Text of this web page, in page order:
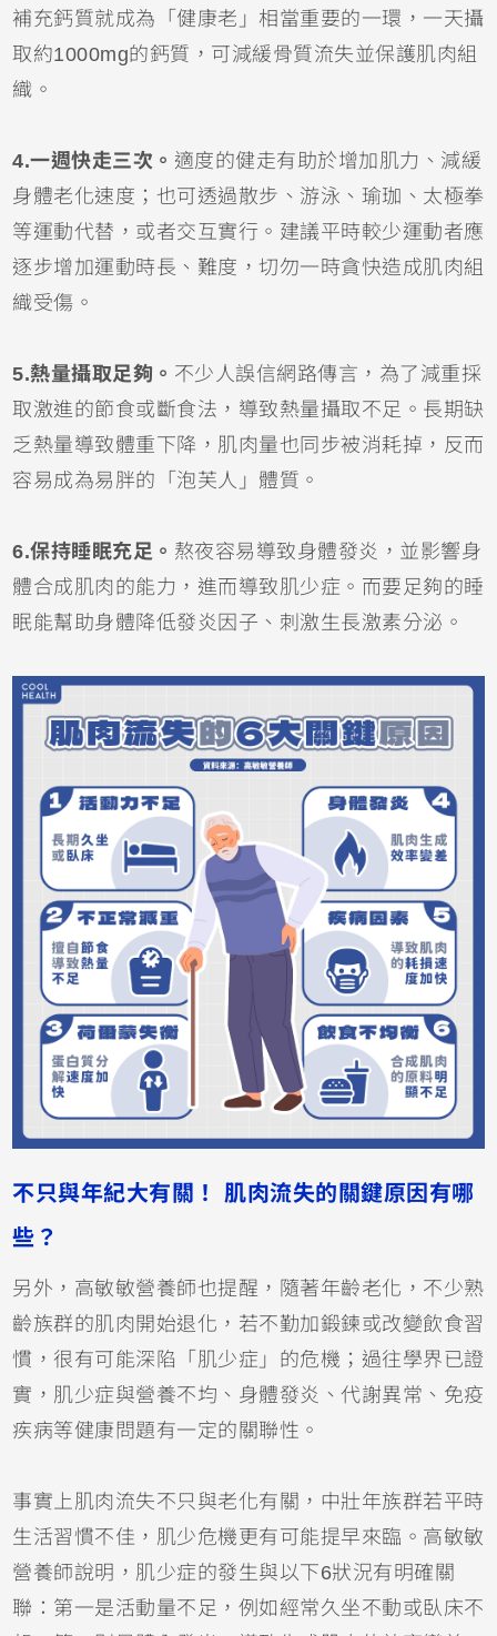
補充鈣質就成為「健康老」相當重要的一環，一天攝
取約1000mg的鈣質，可減緩骨質流失並保護肌肉組
織。
4.一週快走三次。 適度的健走有助於增加肌力、減緩
身體老化速度；也可透過散步、游泳、瑜珈、太極拳
等運動代替，或者交互實行。建議平時較少運動者應
逐步增加運動時長、難度，切勿一時貪快造成肌肉組
織受傷。
5.熱量攝取足夠。 不少人誤信網路傳言，為了減重採
取激進的節食或斷食法，導致熱量攝取不足。長期缺
乏熱量導致體重下降，肌肉量也同步被消耗掉，反而
容易成為易胖的「泡芙人」體質。
6.保持睡眠充足。 熬夜容易導致身體發炎，並影響身
體合成肌肉的能力，進而導致肌少症。而要足夠的睡
眠能幫助身體降低發炎因子、刺激生長激素分泌。
不只與年紀大有關！ 肌肉流失的關鍵原因有哪
些？
另外，高敏敏營養師也提醒，隨著年齡老化，不少熟
齡族群的肌肉開始退化，若不勤加鍛鍊或改變飲食習
慣，很有可能深陷「肌少症」的危機；過往學界已證
實，肌少症與營養不均、身體發炎、代謝異常、免疫
疾病等健康問題有一定的關聯性。
事實上肌肉流失不只與老化有關，中壯年族群若平時
生活習慣不佳，肌少危機更有可能提早來臨。高敏敏
營養師說明，肌少症的發生與以下6狀況有明確關
聯：第一是活動量不足，例如經常久坐不動或臥床不